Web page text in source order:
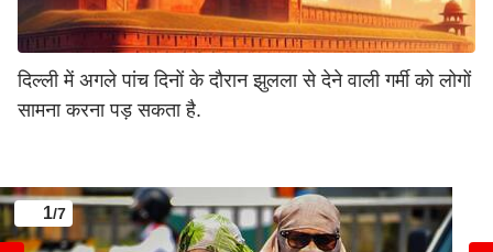
दिल्ली में अगले पांच दिनों के दौरान झुलला से देने वाली गर्मी को लोगों
सामना करना पड़ सकता है.
1/7